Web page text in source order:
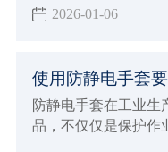
何解决无尘布掉纤维
题。
2026-01-06
使用防静电手套
防静电手套在工业生
品，不仅仅是保护作